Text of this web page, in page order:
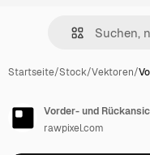
Startseite/Stock/Vektoren/
Vorder- und
rawpixel.com